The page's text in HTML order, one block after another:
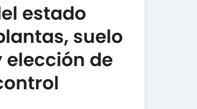
estado
suelo
de